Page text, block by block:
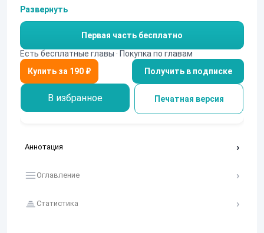
жертвенности. Главные герои сталкиваются с
испытаниями, и их внутренние конфликты
подчеркивают важность выбора и ответственности.
Развернуть
Первая часть бесплатно
Есть бесплатные главы · Покупка по главам
Получить в подписке
В избранное Печатная версия
Аннотация
Оглавление
Статистика